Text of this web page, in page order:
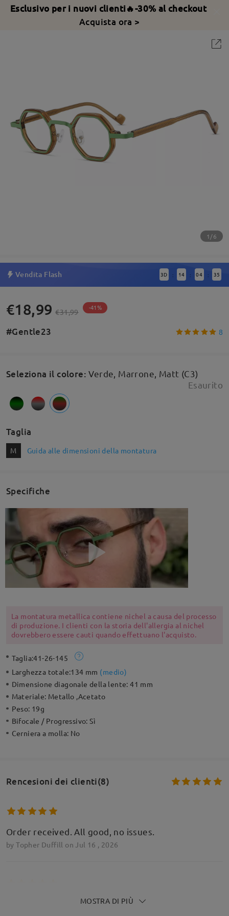
Esclusivo per i nuovi clienti🔥-30% al checkout
Acquista ora >
1/6
Vendita Flash 3D : 14 : 04 : 35
€18,99 €31,99 -41%
#Gentle23 8
Seleziona il colore:Verde, Marrone, Matt (C3)
Esaurito
Taglia
M Guida alle dimensioni della montatura
Specifiche
La montatura metallica contiene nichel a causa del processo
di produzione. I clienti con la storia dell'allergia al nichel
dovrebbero essere cauti quando effettuano l'acquisto.
Taglia:41-26-145
Larghezza totale:134 mm (medio)
Dimensione diagonale della lente:41 mm
Materiale: Metallo ,Acetato
Peso: 19g
Bifocale / Progressivo:Sì
Cerniera a molla: No
Rencesioni dei clienti(8)
Order received. All good, no issues.
by Topher Duffill on Jul 16 , 2026
Hardly believable how much cheaper Firmoo are
MOSTRA DI PIÙ